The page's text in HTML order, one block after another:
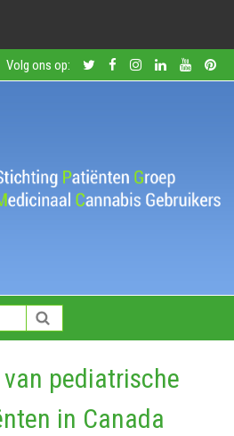
Volg ons op:
van pediatrische
in Canada